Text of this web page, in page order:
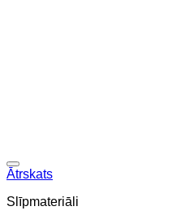
Ātrskats
Slīpmateriāli